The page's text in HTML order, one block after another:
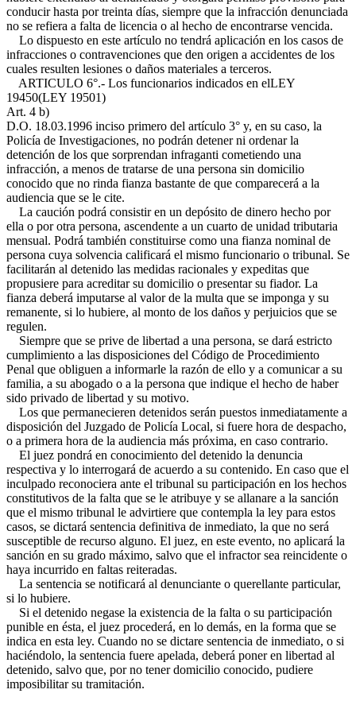
conducir hasta por treinta días, siempre que la infracción denunciada
no se refiera a falta de licencia o al hecho de encontrarse vencida.
Lo dispuesto en este artículo no tendrá aplicación en los casos de
infracciones o contravenciones que den origen a accidentes de los
cuales resulten lesiones o daños materiales a terceros.
ARTICULO 6°.- Los funcionarios indicados en elLEY
19450(LEY 19501)
Art. 4 b)
D.O. 18.03.1996 inciso primero del artículo 3° y, en su caso, la
Policía de Investigaciones, no podrán detener ni ordenar la
detención de los que sorprendan infraganti cometiendo una
infracción, a menos de tratarse de una persona sin domicilio
conocido que no rinda fianza bastante de que comparecerá a la
audiencia que se le cite.
La caución podrá consistir en un depósito de dinero hecho por
ella o por otra persona, ascendente a un cuarto de unidad tributaria
mensual. Podrá también constituirse como una fianza nominal de
persona cuya solvencia calificará el mismo funcionario o tribunal. Se
facilitarán al detenido las medidas racionales y expeditas que
propusiere para acreditar su domicilio o presentar su fiador. La
fianza deberá imputarse al valor de la multa que se imponga y su
remanente, si lo hubiere, al monto de los daños y perjuicios que se
regulen.
Siempre que se prive de libertad a una persona, se dará estricto
cumplimiento a las disposiciones del Código de Procedimiento
Penal que obliguen a informarle la razón de ello y a comunicar a su
familia, a su abogado o a la persona que indique el hecho de haber
sido privado de libertad y su motivo.
Los que permanecieren detenidos serán puestos inmediatamente a
disposición del Juzgado de Policía Local, si fuere hora de despacho,
o a primera hora de la audiencia más próxima, en caso contrario.
El juez pondrá en conocimiento del detenido la denuncia
respectiva y lo interrogará de acuerdo a su contenido. En caso que el
inculpado reconociera ante el tribunal su participación en los hechos
constitutivos de la falta que se le atribuye y se allanare a la sanción
que el mismo tribunal le advirtiere que contempla la ley para estos
casos, se dictará sentencia definitiva de inmediato, la que no será
susceptible de recurso alguno. El juez, en este evento, no aplicará la
sanción en su grado máximo, salvo que el infractor sea reincidente o
haya incurrido en faltas reiteradas.
La sentencia se notificará al denunciante o querellante particular,
si lo hubiere.
Si el detenido negase la existencia de la falta o su participación
punible en ésta, el juez procederá, en lo demás, en la forma que se
indica en esta ley. Cuando no se dictare sentencia de inmediato, o si
haciéndolo, la sentencia fuere apelada, deberá poner en libertad al
detenido, salvo que, por no tener domicilio conocido, pudiere
imposibilitar su tramitación.